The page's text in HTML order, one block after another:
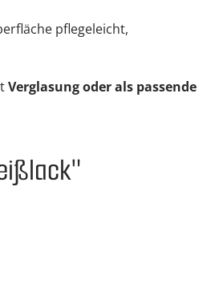
pflegeleicht,
Verglasung oder als passende